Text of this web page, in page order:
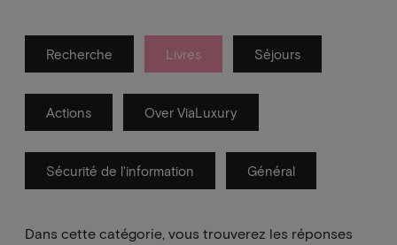
Recherche Livres Séjours
Actions Over ViaLuxury
Sécurité de l'information Général
Dans cette catégorie, vous trouverez les réponses